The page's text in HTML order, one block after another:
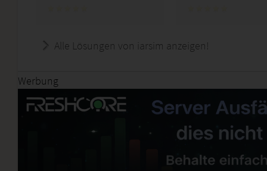
Alle Lösungen von iarsim anzeigen!
Werbung